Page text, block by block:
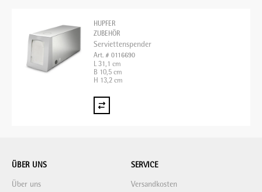
HUPFER
ZUBEHÖR
Serviettenspender
Art. # 0116690
L 31,1 cm
B 10,5 cm
H 13,2 cm
ÜBER UNS
Über uns
SERVICE
Versandkosten